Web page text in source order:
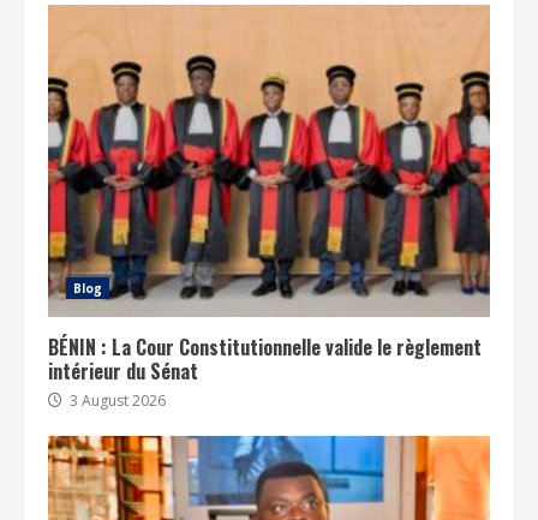
Blog
BÉNIN : La Cour Constitutionnelle valide le règlement
intérieur du Sénat
3 August 2026